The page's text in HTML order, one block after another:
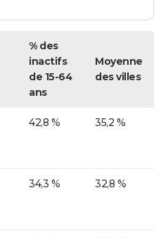
% des
inactifs
de 15-64
ans
Moyenne
des villes
42,8 % 35,2 %
34,3 % 32,8 %